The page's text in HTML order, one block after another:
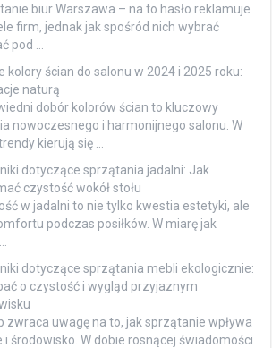
biur Warszawa – na to hasło reklamuje
firm, jednak jak spośród nich wybrać
pod …
kolory ścian do salonu w 2024 i 2025 roku:
naturą
dobór kolorów ścian to kluczowy
nowoczesnego i harmonijnego salonu. W
kierują się …
dotyczące sprzątania jadalni: Jak
czystość wokół stołu
w jadalni to nie tylko kwestia estetyki, ale
podczas posiłków. W miarę jak
dotyczące sprzątania mebli ekologicznie:
o czystość i wygląd przyjaznym
zwraca uwagę na to, jak sprzątanie wpływa
środowisko. W dobie rosnącej świadomości